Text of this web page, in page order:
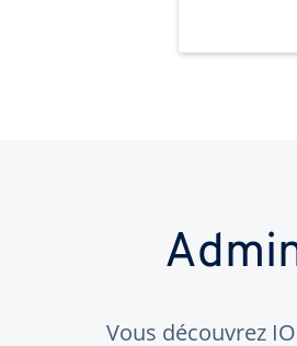
Vous découvrez